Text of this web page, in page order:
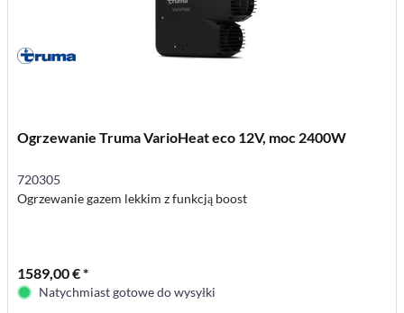
Ogrzewanie Truma VarioHeat eco 12V, moc 2400W
720305
Ogrzewanie gazem lekkim z funkcją boost
1589,00 € *
Natychmiast gotowe do wysyłki